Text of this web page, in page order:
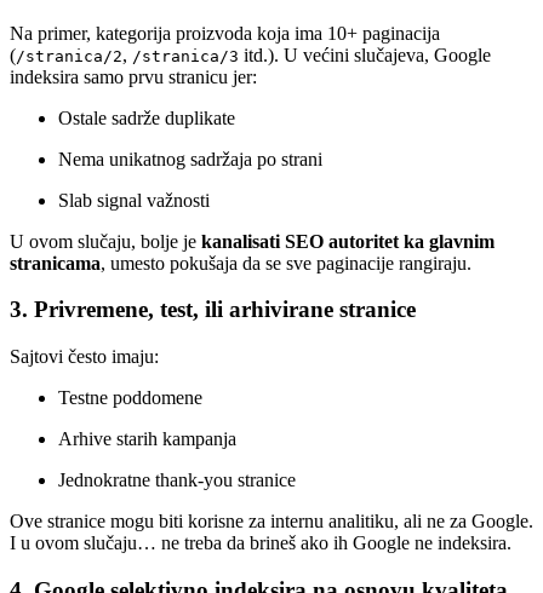
Na primer, kategorija proizvoda koja ima 10+ paginacija
(/stranica/2, /stranica/3 itd.). U većini slučajeva, Google
indeksira samo prvu stranicu jer:
Ostale sadrže duplikate
Nema unikatnog sadržaja po strani
Slab signal važnosti
U ovom slučaju, bolje je kanalisati SEO autoritet ka glavnim
stranicama, umesto pokušaja da se sve paginacije rangiraju.
3. Privremene, test, ili arhivirane stranice
Sajtovi često imaju:
Testne poddomene
Arhive starih kampanja
Jednokratne thank-you stranice
Ove stranice mogu biti korisne za internu analitiku, ali ne za Google.
I u ovom slučaju… ne treba da brineš ako ih Google ne indeksira.